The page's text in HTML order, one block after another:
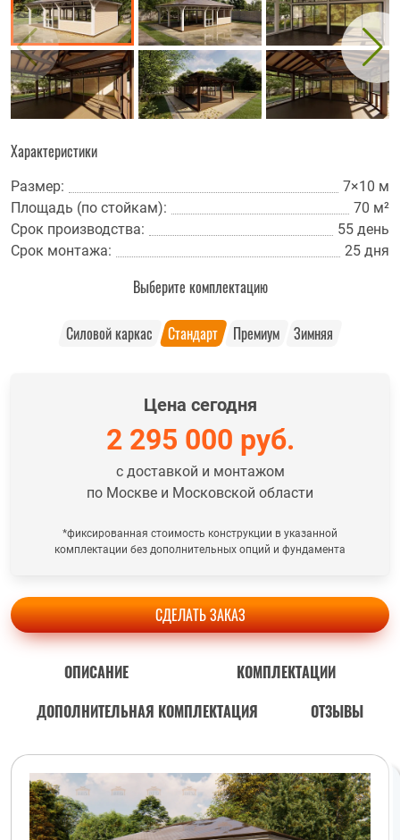
Характеристики
Размер:
7×10 м
Площадь (по стойкам):
70 м²
Срок производства:
55 день
Срок монтажа:
25 дня
Выберите комплектацию
Силовой каркас Стандарт Премиум Зимняя
Цена сегодня
2 295 000 руб.
с доставкой и монтажом
по Москве и Московской области
*фиксированная стоимость конструкции в указанной
комплектации без дополнительных опций и фундамента
СДЕЛАТЬ ЗАКАЗ
ОПИСАНИЕ
КОМПЛЕКТАЦИИ
ДОПОЛНИТЕЛЬНАЯ КОМПЛЕКТАЦИЯ
ОТЗЫВЫ